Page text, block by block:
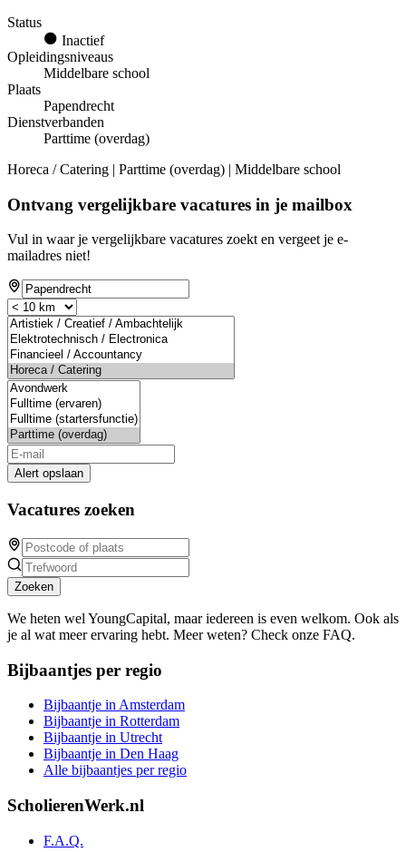
Status
Inactief
Opleidingsniveaus
Middelbare school
Plaats
Papendrecht
Dienstverbanden
Parttime (overdag)
Horeca / Catering | Parttime (overdag) | Middelbare school
Ontvang vergelijkbare vacatures in je mailbox
Vul in waar je vergelijkbare vacatures zoekt en vergeet je e-
mailadres niet!
Alert opslaan
Vacatures zoeken
Zoeken
We heten wel YoungCapital, maar iedereen is even welkom. Ook als
je al wat meer ervaring hebt. Meer weten? Check onze FAQ.
Bijbaantjes per regio
Bijbaantje in Amsterdam
Bijbaantje in Rotterdam
Bijbaantje in Utrecht
Bijbaantje in Den Haag
Alle bijbaantjes per regio
ScholierenWerk.nl
F.A.Q.